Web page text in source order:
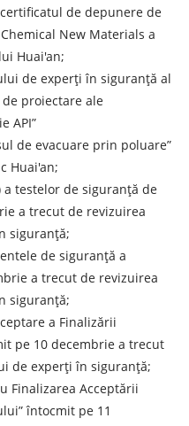
de depunere de
New Materials a
Huai'an;
de experți în siguranță al
proiectare ale
API”
de evacuare prin poluare”
Huai'an;
testelor de siguranță de
a trecut de revizuirea
siguranță;
de siguranță a
a trecut de revizuirea
siguranță;
a Finalizării
pe 10 decembrie a trecut
de experți în siguranță;
Finalizarea Acceptării
întocmit pe 11